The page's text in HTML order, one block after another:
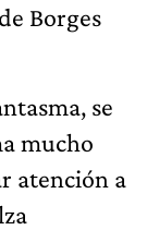
Borges
se
mucho
atención a